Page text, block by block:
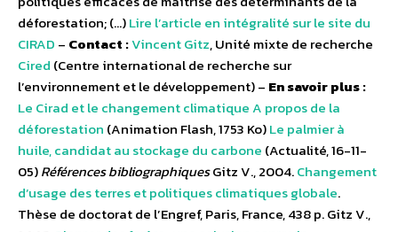
déforestation; (…)Lire l’article en intégralité sur le site du
CIRAD – Contact :Vincent Gitz, Unité mixte de recherche
Cired (Centre international de recherche sur
l’environnement et le développement) – En savoir plus :
Le Cirad et le changement climatiqueA propos de la
déforestation (Animation Flash, 1753 Ko)Le palmier à
huile, candidat au stockage du carbone (Actualité, 16-11-
05)Références bibliographiquesGitz V., 2004.Changement
d’usage des terres et politiques climatiques globale.
Thèse de doctorat de l’Engref, Paris, France, 438 p. Gitz V.,